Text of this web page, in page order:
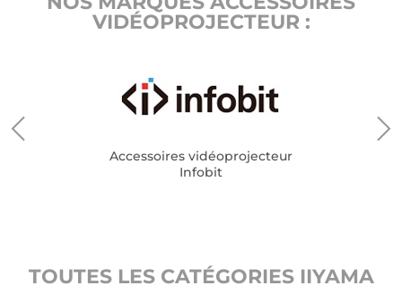
VIDÉOPROJECTEUR :
Accessoires vidéoprojecteur
Infobit
TOUTES LES CATÉGORIES IIYAMA